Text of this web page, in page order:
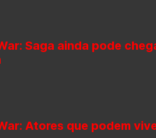
Saga ainda pode
Atores que podem